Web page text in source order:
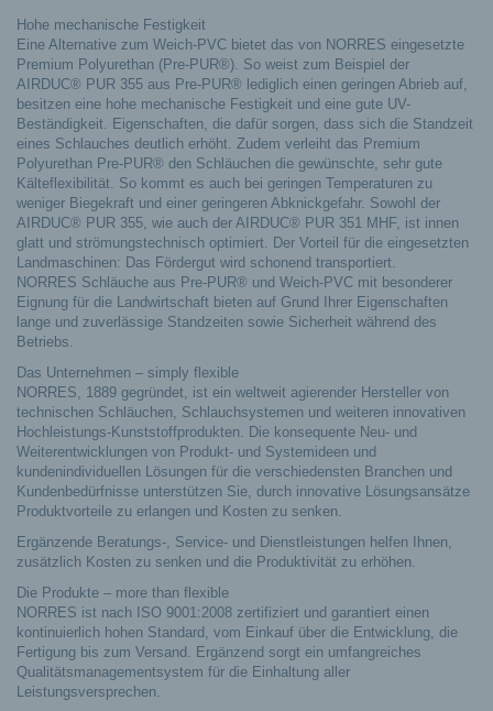
Hohe mechanische Festigkeit
Eine Alternative zum Weich-PVC bietet das von NORRES eingesetzte
Premium Polyurethan (Pre-PUR®). So weist zum Beispiel der
AIRDUC® PUR 355 aus Pre-PUR® lediglich einen geringen Abrieb auf,
besitzen eine hohe mechanische Festigkeit und eine gute UV-
Beständigkeit. Eigenschaften, die dafür sorgen, dass sich die Standzeit
eines Schlauches deutlich erhöht. Zudem verleiht das Premium
Polyurethan Pre-PUR® den Schläuchen die gewünschte, sehr gute
Kälteflexibilität. So kommt es auch bei geringen Temperaturen zu
weniger Biegekraft und einer geringeren Abknickgefahr. Sowohl der
AIRDUC® PUR 355, wie auch der AIRDUC® PUR 351 MHF, ist innen
glatt und strömungstechnisch optimiert. Der Vorteil für die eingesetzten
Landmaschinen: Das Fördergut wird schonend transportiert.
NORRES Schläuche aus Pre-PUR® und Weich-PVC mit besonderer
Eignung für die Landwirtschaft bieten auf Grund Ihrer Eigenschaften
lange und zuverlässige Standzeiten sowie Sicherheit während des
Betriebs.
Das Unternehmen – simply flexible
NORRES, 1889 gegründet, ist ein weltweit agierender Hersteller von
technischen Schläuchen, Schlauchsystemen und weiteren innovativen
Hochleistungs-Kunststoffprodukten. Die konsequente Neu- und
Weiterentwicklungen von Produkt- und Systemideen und
kundenindividuellen Lösungen für die verschiedensten Branchen und
Kundenbedürfnisse unterstützen Sie, durch innovative Lösungsansätze
Produktvorteile zu erlangen und Kosten zu senken.
Ergänzende Beratungs-, Service- und Dienstleistungen helfen Ihnen,
zusätzlich Kosten zu senken und die Produktivität zu erhöhen.
Die Produkte – more than flexible
NORRES ist nach ISO 9001:2008 zertifiziert und garantiert einen
kontinuierlich hohen Standard, vom Einkauf über die Entwicklung, die
Fertigung bis zum Versand. Ergänzend sorgt ein umfangreiches
Qualitätsmanagementsystem für die Einhaltung aller
Leistungsversprechen.